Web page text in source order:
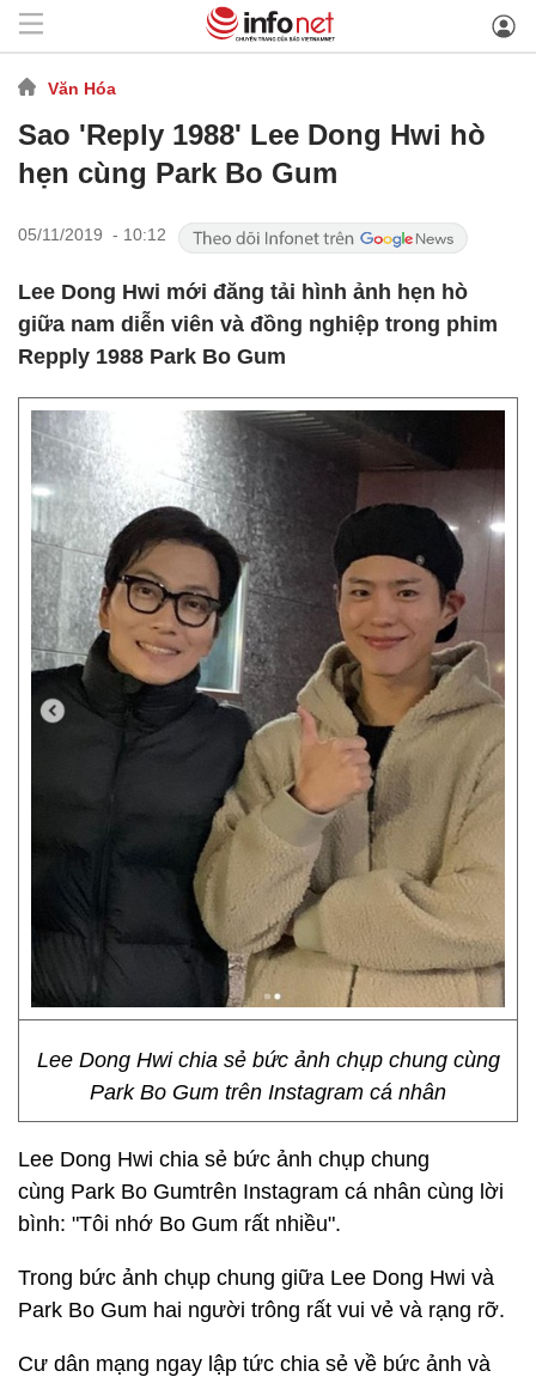
Văn Hóa
Sao 'Reply 1988' Lee Dong Hwi hò
hẹn cùng Park Bo Gum
05/11/2019 - 10:12
Lee Dong Hwi mới đăng tải hình ảnh hẹn hò
giữa nam diễn viên và đồng nghiệp trong phim
Repply 1988 Park Bo Gum
Lee Dong Hwi chia sẻ bức ảnh chụp chung cùng
Park Bo Gum trên Instagram cá nhân
Lee Dong Hwi chia sẻ bức ảnh chụp chung
cùng Park Bo Gumtrên Instagram cá nhân cùng lời
bình: "Tôi nhớ Bo Gum rất nhiều".
Trong bức ảnh chụp chung giữa Lee Dong Hwi và
Park Bo Gum hai người trông rất vui vẻ và rạng rỡ.
Cư dân mạng ngay lập tức chia sẻ về bức ảnh và